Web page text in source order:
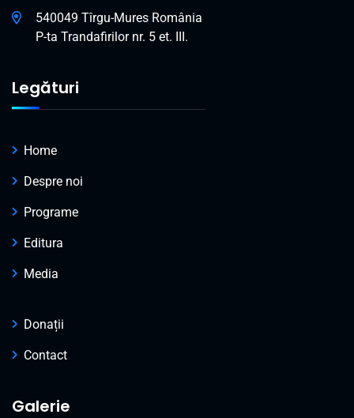
540049 Tîrgu-Mures România
P-ta Trandafirilor nr. 5 et. III.
Legături
Home
Despre noi
Programe
Editura
Media
Donații
Contact
Galerie